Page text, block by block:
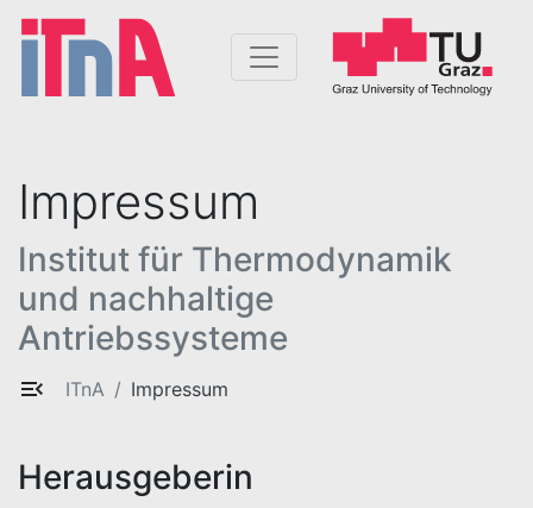
Impressum
Institut für Thermodynamik
und nachhaltige
Antriebssysteme
ITnA Impressum
Herausgeberin